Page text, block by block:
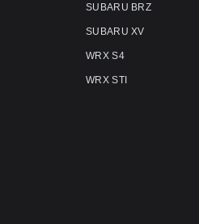
SUBARU BRZ
SUBARU XV
WRX S4
WRX STI